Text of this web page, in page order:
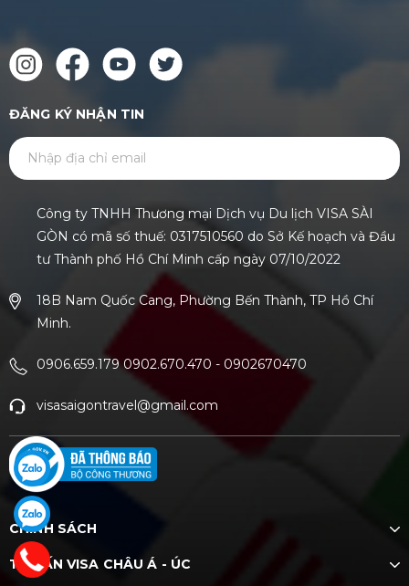
ĐĂNG KÝ NHẬN TIN
Công ty TNHH Thương mại Dịch vụ Du lịch VISA SÀI
GÒN có mã số thuế: 0317510560 do Sở Kế hoạch và Đầu
tư Thành phố Hồ Chí Minh cấp ngày 07/10/2022
18B Nam Quốc Cang, Phường Bến Thành, TP Hồ Chí
Minh.
0906.659.179 0902.670.470 - 0902670470
visasaigontravel@gmail.com
CHÍNH SÁCH
TƯ VẤN VISA CHÂU Á - ÚC